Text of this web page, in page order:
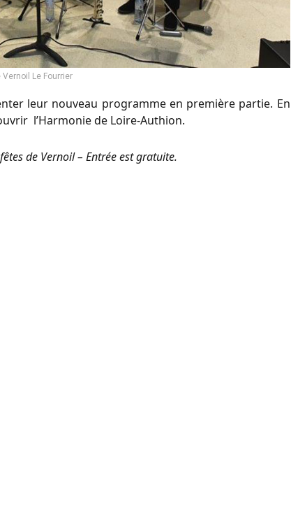
Le Fourrier
leur nouveau programme en première partie. En
l’Harmonie de Loire-Authion.
de Vernoil – Entrée est gratuite.